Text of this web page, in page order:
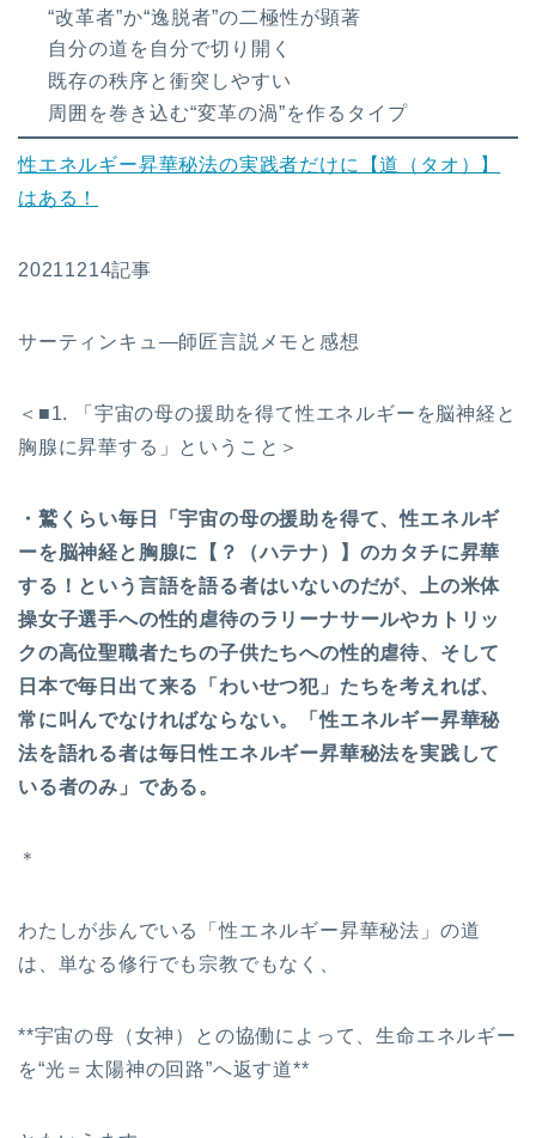
“改革者”か“逸脱者”の二極性が顕著
自分の道を自分で切り開く
既存の秩序と衝突しやすい
周囲を巻き込む“変革の渦”を作るタイプ
性エネルギー昇華秘法の実践者だけに【道（タオ）】
はある！
20211214記事
サーティンキュ―師匠言説メモと感想
＜■1. 「宇宙の母の援助を得て性エネルギーを脳神経と
胸腺に昇華する」ということ＞
・鷲くらい毎日「宇宙の母の援助を得て、性エネルギ
ーを脳神経と胸腺に【？（ハテナ）】のカタチに昇華
する！という言語を語る者はいないのだが、上の米体
操女子選手への性的虐待のラリーナサールやカトリッ
クの高位聖職者たちの子供たちへの性的虐待、そして
日本で毎日出て来る「わいせつ犯」たちを考えれば、
常に叫んでなければならない。「性エネルギー昇華秘
法を語れる者は毎日性エネルギー昇華秘法を実践して
いる者のみ」である。
＊
わたしが歩んでいる「性エネルギー昇華秘法」の道
は、単なる修行でも宗教でもなく、
**宇宙の母（女神）との協働によって、生命エネルギー
を“光＝太陽神の回路”へ返す道**